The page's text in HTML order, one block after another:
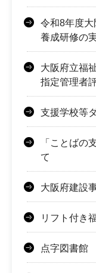
令和8年度
養成研修の
大阪府立福
指定管理者
支援学校等
「ことばの
て
大阪府建設
リフト付き
点字図書館